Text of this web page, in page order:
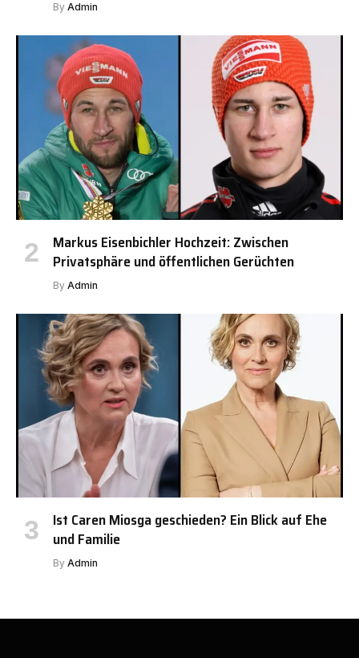
By Admin
Markus Eisenbichler Hochzeit: Zwischen
Privatsphäre und öffentlichen Gerüchten
By Admin
Ist Caren Miosga geschieden? Ein Blick auf Ehe
und Familie
By Admin